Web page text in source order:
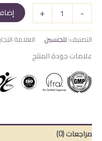
-
كمية
لطفة
ذا
سيفينث
-
The
Seventh
+
التصنيف: للجنسين العلامة
علامات جودة المنتج
مراجعات (0)